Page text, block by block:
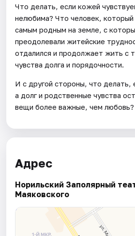
Что делать, если кожей
нелюбима? Что человек,
самым родным на земле, с
преодолевали житейские
отдалился и продолжает жить с
чувства долга и порядочности.
И с другой стороны, что делать,
а долг и родственные чувства
вещи более важные, чем любовь?
Адрес
Норильский Заполярный
Маяковского